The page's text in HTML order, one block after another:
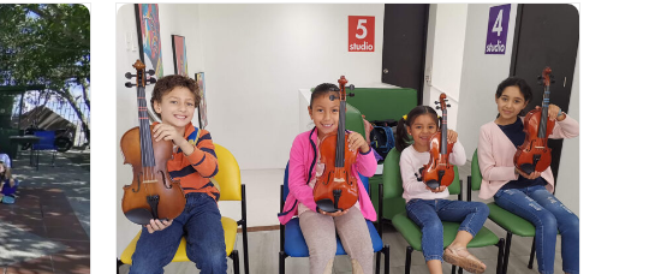
AÑADIR AL CARRITO DETALLES